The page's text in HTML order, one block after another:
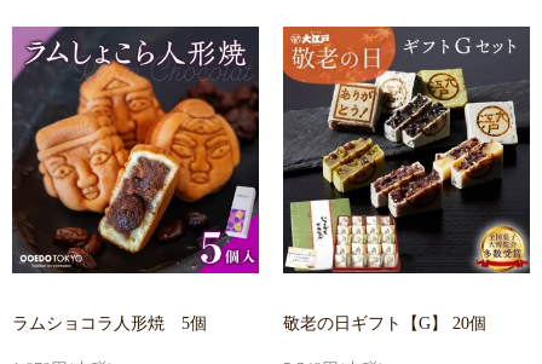
ラムショコラ人形焼 5個 敬老の日ギフト【G】 20個